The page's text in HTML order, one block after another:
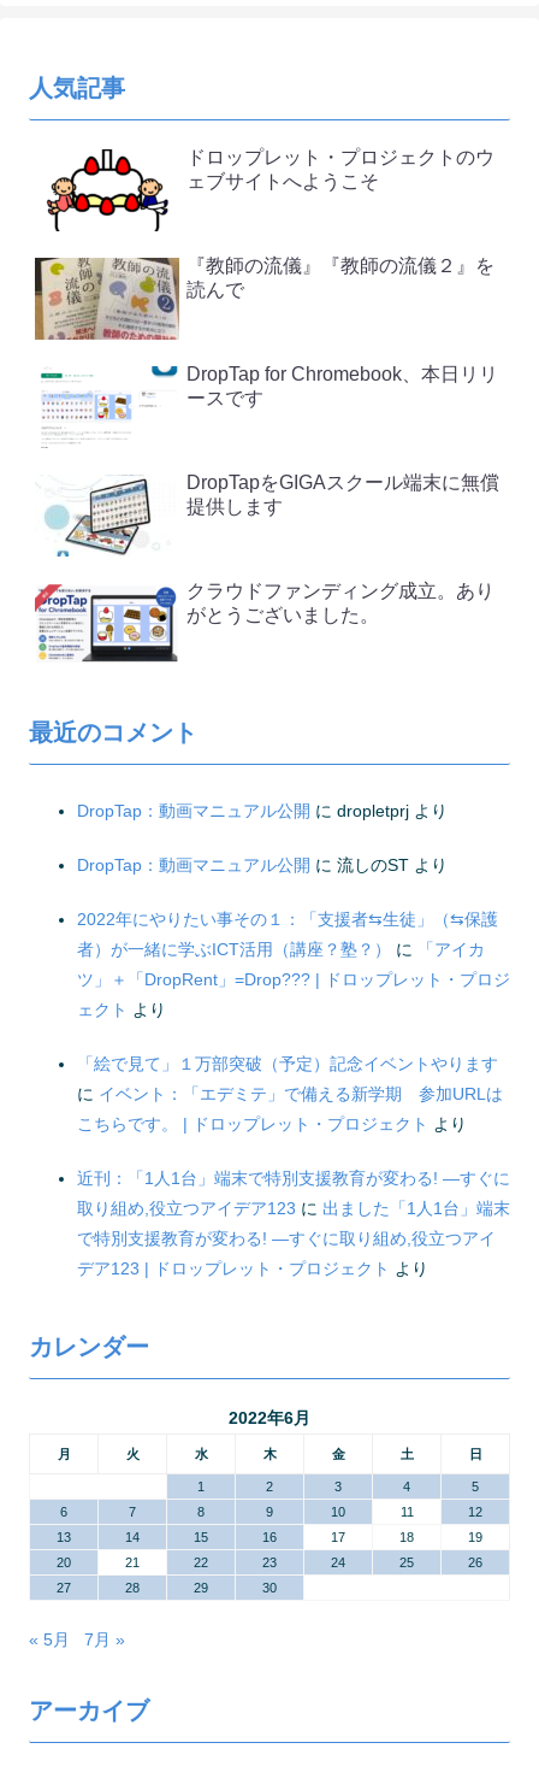
人気記事
ドロップレット・プロジェクトのウ
ェブサイトへようこそ
『教師の流儀』『教師の流儀２』を
読んで
DropTap for Chromebook、本日リリ
ースです
DropTapをGIGAスクール端末に無償
提供します
クラウドファンディング成立。あり
がとうございました。
最近のコメント
DropTap：動画マニュアル公開 に dropletprj より
DropTap：動画マニュアル公開 に 流しのST より
2022年にやりたい事その１：「支援者⇆生徒」（⇆保護
者）が一緒に学ぶICT活用（講座？塾？）
に
「アイカ
ツ」＋「DropRent」=Drop??? | ドロップレット・プロジ
ェクト より
「絵で見て」１万部突破（予定）記念イベントやります
に イベント：「エデミテ」で備える新学期 参加URLは
こちらです。 | ドロップレット・プロジェクト より
近刊：「1人1台」端末で特別支援教育が変わる! ―すぐに
取り組め,役立つアイデア123 に 出ました「1人1台」端末
で特別支援教育が変わる! ―すぐに取り組め,役立つアイ
デア123 | ドロップレット・プロジェクト より
カレンダー
2022年6月
月 火 水 木 金 土 日
1 2 3 4
5
6
7 8 9 10 11
12
13
14 15 16 17 18
19
20
21 22 23 24 25
26
27
28 29 30
« 5月 7月 »
アーカイブ